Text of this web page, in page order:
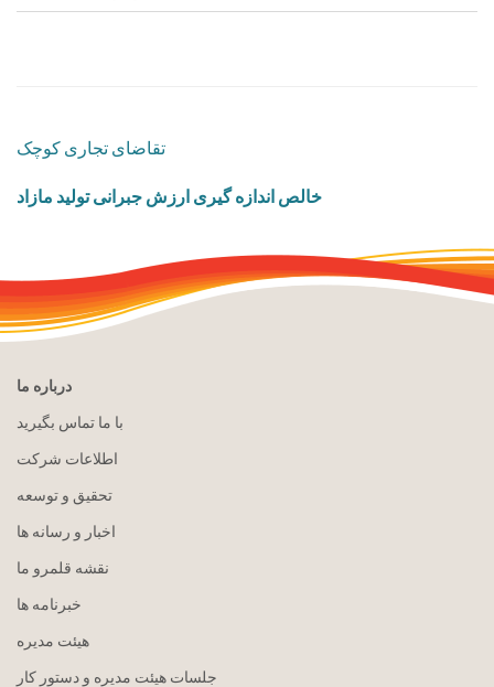
تقاضای تجاری کوچک
خالص اندازه گیری ارزش جبرانی تولید مازاد
درباره ما
با ما تماس بگیرید
اطلاعات شرکت
تحقیق و توسعه
اخبار و رسانه ها
نقشه قلمرو ما
خبرنامه ها
هيئت مدیره
جلسات هیئت مدیره و دستور کار